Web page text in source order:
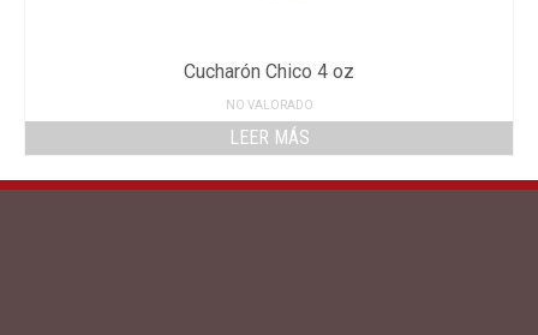
Cucharón Chico 4 oz
NO VALORADO
LEER MÁS